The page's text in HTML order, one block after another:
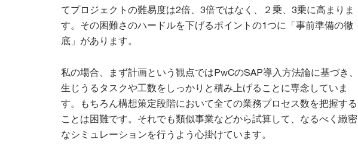
てプロジェクトの難易度は2倍、3倍ではなく、２乗、3乗に高まりま
す。その困難さのハードルを下げるポイントの1つに「事前準備の徹
底」があります。
私の場合、まず計画という観点ではPwCのSAP導入方法論に基づき、
生じうるタスクや工数をしっかりと積み上げることに専念していま
す。もちろん構想策定段階において全ての業務プロセス数を把握する
ことは困難です。それでも類似事業などから試算して、なるべく緻密
なシミュレーションを行うよう心掛けています。